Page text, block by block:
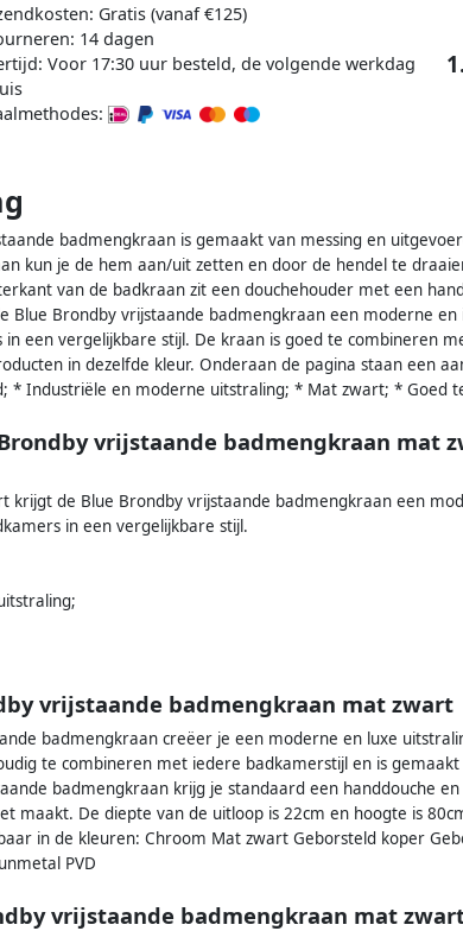
Gratis (vanaf €125)
14 dagen
Voor 17:30 uur besteld, de volgende werkdag
badmengkraan is gemaakt van messing en
kun je de hem aan/uit zetten en door de hendel te
van de badkraan zit een douchehouder met een
Blue Brondby vrijstaande badmengkraan een moderne
in een vergelijkbare stijl. De kraan is goed te combineren
in dezelfde kleur. Onderaan de pagina staan een
* Industriële en moderne uitstraling; * Mat zwart; * Goed
vrijstaande badmengkraan mat
krijgt de Blue Brondby vrijstaande badmengkraan een
in een vergelijkbare stijl.
vrijstaande badmengkraan mat zwart
badmengkraan creëer je een moderne en luxe
te combineren met iedere badkamerstijl en is
badmengkraan krijg je standaard een handdouche
maakt. De diepte van de uitloop is 22cm en hoogte is
in de kleuren: Chroom Mat zwart Geborsteld koper
PVD
vrijstaande badmengkraan mat